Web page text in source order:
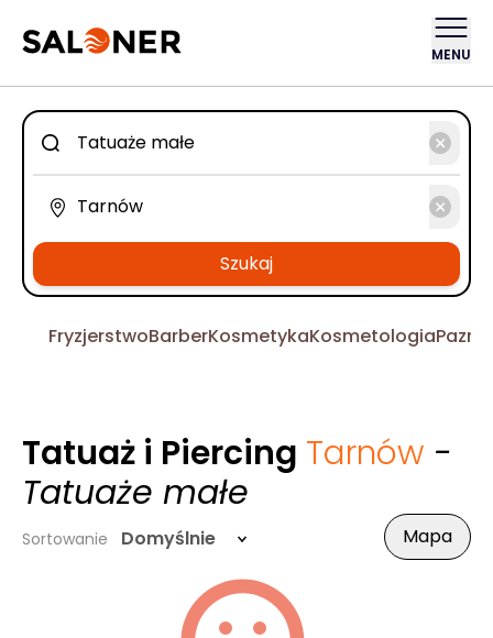
MENU
Szukaj
FryzjerstwoBarberKosmetykaKosmetologia
Tatuaż i Piercing Tarnów -
Tatuaże małe
Sortowanie Domyślnie Mapa